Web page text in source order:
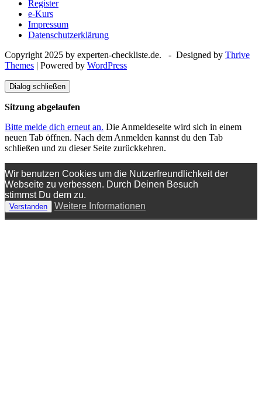
Register
e-Kurs
Impressum
Datenschutzerklärung
Copyright 2025 by experten-checkliste.de. - Designed by Thrive
Themes | Powered by WordPress
Dialog schließen
Sitzung abgelaufen
Bitte melde dich erneut an. Die Anmeldeseite wird sich in einem
neuen Tab öffnen. Nach dem Anmelden kannst du den Tab
schließen und zu dieser Seite zurückkehren.
Wir benutzen Cookies um die Nutzerfreundlichkeit der
Webseite zu verbessen. Durch Deinen Besuch
stimmst Du dem zu.
Verstanden Weitere Informationen